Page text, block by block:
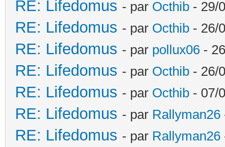
RE: Lifedomus - par Octhib - 29/
RE: Lifedomus - par Octhib - 26/
RE: Lifedomus - par pollux06 -
RE: Lifedomus - par Octhib - 26/
RE: Lifedomus - par Octhib - 07/
RE: Lifedomus - par Rallyman26
RE: Lifedomus - par Rallyman26